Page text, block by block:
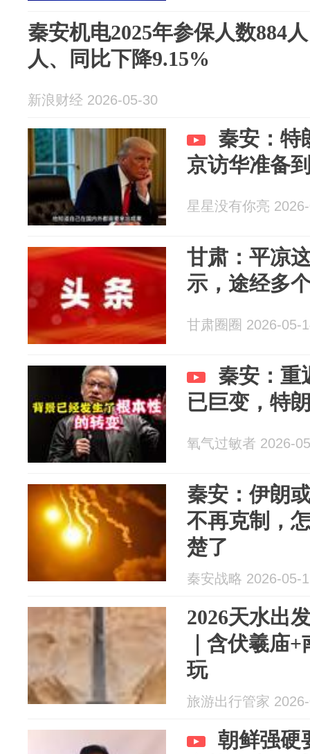
秦安机电2025年参保人数884
人、同比下降9.15%
新浪财经 2026-05-30
秦安：特
京访华准备
星星没有你亮
甘肃：平凉
示，途经多
甘肃圈圈 2026-05-
秦安：重
已巨变，特
氧气过敏者 2026-
秦安：伊朗
不再克制，
楚了
秦安战略 2026-05-
2026天水出
｜含伏羲庙
玩
旅游出行管家
朝鲜强硬